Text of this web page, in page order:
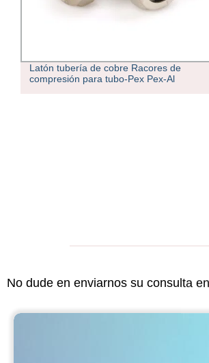
500W Hobby CNC Corte Láser Máquina
de corte para Metales Acero Acero
No dude en enviarnos su consulta